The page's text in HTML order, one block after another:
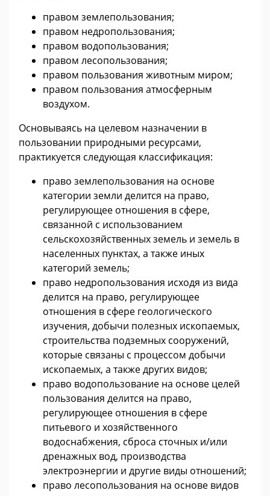
правом землепользования;
правом недропользования;
правом водопользования;
правом лесопользования;
правом пользования животным миром;
правом пользования атмосферным
воздухом.
Основываясь на целевом назначении в
пользовании природными ресурсами,
практикуется следующая классификация:
право землепользования на основе
категории земли делится на право,
регулирующее отношения в сфере,
связанной с использованием
сельскохозяйственных земель и земель в
населенных пунктах, а также иных
категорий земель;
право недропользования исходя из вида
делится на право, регулирующее
отношения в сфере геологического
изучения, добычи полезных ископаемых,
строительства подземных сооружений,
которые связаны с процессом добычи
ископаемых, а также других видов;
право водопользование на основе целей
пользования делится на право,
регулирующее отношения в сфере
питьевого и хозяйственного
водоснабжения, сброса сточных и/или
дренажных вод, производства
электроэнергии и другие виды отношений;
право лесопользования на основе видов